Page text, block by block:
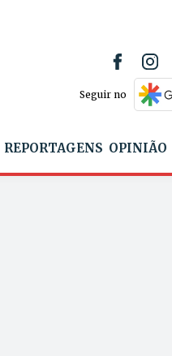
Seguir no
REPORTAGENS OPINIÃO